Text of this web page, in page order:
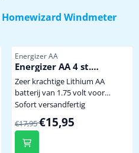
Homewizard Windmeter
Artikelnummer
Energizer AA
Energizer AA 4 st.
Extreem krachtige
Winterbestendige
Lithium Batterij
Zeer krachtige Lithium AA
batterij van 1.75 volt voor
gebruik onder extreem zware
belasting. Bij een temperatuur
van -40 graden levert de batterij
nog 70% spanning en stroom.
Sofort versandfertig
Von 17,95 für 15,95
€17,95€15,95